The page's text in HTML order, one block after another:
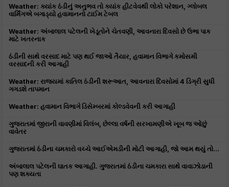
Weather: ક્યાંક ઠંડીનું અનુભવ તો ક્યાંક હીટવેવથી લોકો પરેશાન, ગ્લોબલ
વાર્મિંગએ બગાડ્યો હવામાનનો ટાઈમ ટેબલ
Weather: અંબાલાલ પટેલની ખેડૂતોને ચેતવણી, આવનારા દિવસો છે ઉભા પાક
માટે ખતરનાક
ઠંડીની સાથે વરસાદ માટે પણ થઈ જાઓ તૈયાર, હવામાન વિભાગે કમોસમી
વરસાદની કરી આગાહી
Weather: રાજ્યમાં કાતિલ ઠંડીની શરૂઆત, આવનારા દિવસોમાં 4 ડિગ્રી સુધી
ગગડશે તાપમાન
Weather: હવામાન વિભાગે ડિસેમ્બરમાં કોલ્ડવેવની કરી આગાહી
ગુજરાતમાં જીરાની વાવણીમાં વિલંબ, છેલ્લા વર્ષની સરખામણીએ ખૂબ જ ઓછું
વાવેતર
ગુજરાતમાં ઠંડીના ચમકારો વચ્ચે આઈએમડીની મોટી આગાહી, જો આમ થયું તો...
અંબાલાલ પટેલની ઘાતક આગાહી. ગુજરાતમાં ઠંડીના ચમકારા સાથે વાવાઝોડાની
પણ શક્યતા